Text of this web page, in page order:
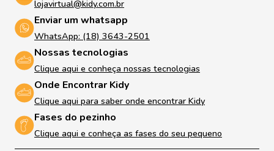
lojavirtual@kidy.com.br
Enviar um whatsapp
WhatsApp: (18) 3643-2501
Nossas tecnologias
Clique aqui e conheça nossas tecnologias
Onde Encontrar Kidy
Clique aqui para saber onde encontrar Kidy
Fases do pezinho
Clique aqui e conheça as fases do seu pequeno